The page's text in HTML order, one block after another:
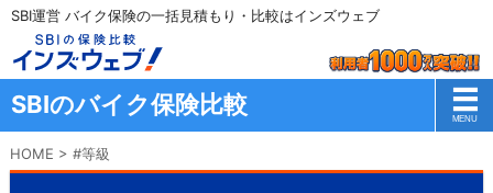
SBI運営 バイク保険の一括見積もり・比較はインズウェブ
SBIのバイク保険比較
HOME > #等級